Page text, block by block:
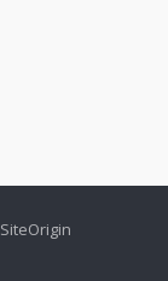
SiteOrigin